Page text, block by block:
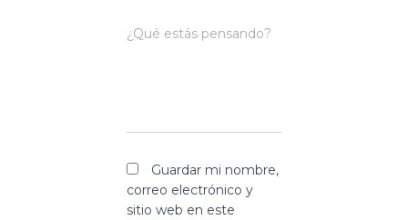
¿Qué estás pensando?
Guardar mi nombre,
correo electrónico y
sitio web en este